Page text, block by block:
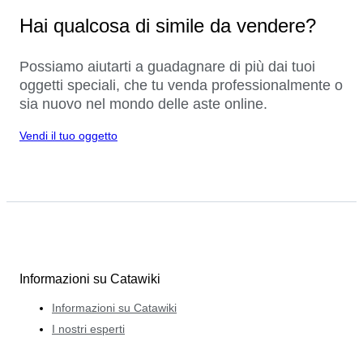
Hai qualcosa di simile da vendere?
Possiamo aiutarti a guadagnare di più dai tuoi
oggetti speciali, che tu venda professionalmente o
sia nuovo nel mondo delle aste online.
Vendi il tuo oggetto
Informazioni su Catawiki
Informazioni su Catawiki
I nostri esperti